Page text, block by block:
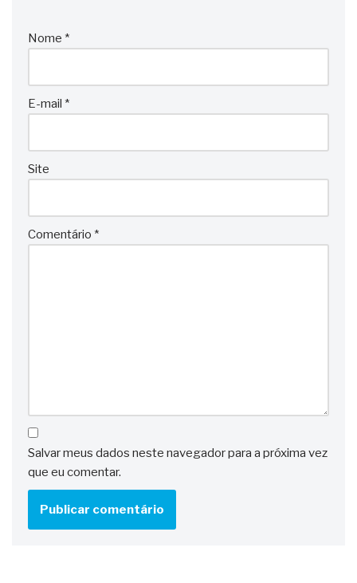
Nome *
E-mail *
Site
Comentário *
Salvar meus dados neste navegador para a próxima vez
que eu comentar.